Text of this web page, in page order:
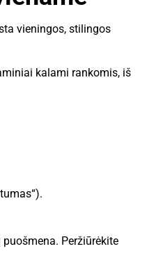
vieningos, stilingos
kalami rankomis, iš
Peržiūrėkite